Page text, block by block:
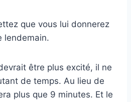
que vous lui donnerez
lendemain.
être plus excité, il ne
de temps. Au lieu de
plus que 9 minutes. Et le